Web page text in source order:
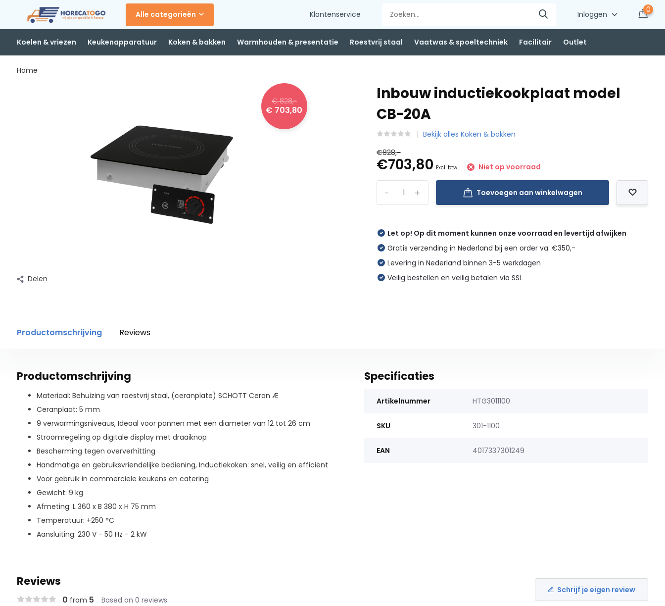
Alle categorieën Klantenservice Inloggen
0
Koelen & vriezen Keukenapparatuur Koken & bakken Warmhouden & presentatie Roestvrij staal Vaatwas & spoeltechniek Facilitair Outlet
Home
€ 828,-
€ 703,80
Delen
Inbouw inductiekookplaat model
CB-20A
Bekijk alles Koken & bakken
€828,-
€703,80 Excl. btw Niet op voorraad
+
- Toevoegen aan winkelwagen
Let op! Op dit moment kunnen onze voorraad en levertijd afwijken
Gratis verzending in Nederland bij een order va. €350,-
Levering in Nederland binnen 3-5 werkdagen
Veilig bestellen en veilig betalen via SSL
Productomschrijving Reviews
Productomschrijving
Materiaal: Behuizing van roestvrij staal, (ceranplate) SCHOTT Ceran Æ
Ceranplaat: 5 mm
9 verwarmingsniveaus, Ideaal voor pannen met een diameter van 12 tot 26 cm
Stroomregeling op digitale display met draaiknop
Bescherming tegen oververhitting
Handmatige en gebruiksvriendelijke bediening, Inductiekoken: snel, veilig en efficiënt
Voor gebruik in commerciële keukens en catering
Gewicht: 9 kg
Afmeting: L 360 x B 380 x H 75 mm
Temperatuur: +250 °C
Aansluiting: 230 V - 50 Hz - 2 kW
Specificaties
Artikelnummer HTG3011100
SKU 301-1100
EAN 4017337301249
Reviews
0 from 5 Based on 0 reviews
Schrijf je eigen review